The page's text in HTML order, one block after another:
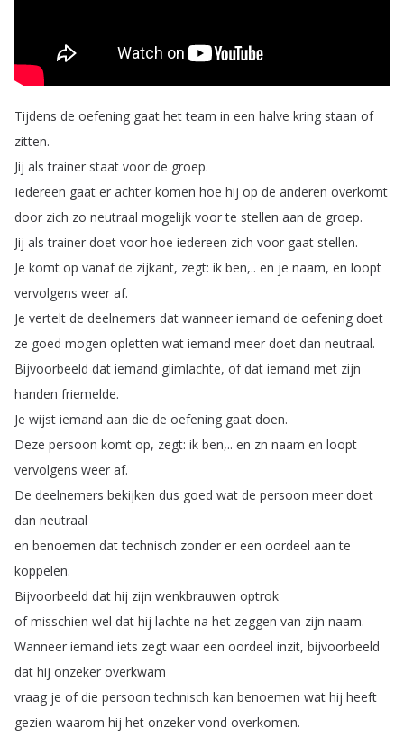
Tijdens de oefening gaat het team in een halve kring staan of
zitten.
Jij als trainer staat voor de groep.
Iedereen gaat er achter komen hoe hij op de anderen overkomt
door zich zo neutraal mogelijk voor te stellen aan de groep.
Jij als trainer doet voor hoe iedereen zich voor gaat stellen.
Je komt op vanaf de zijkant, zegt: ik ben,.. en je naam, en loopt
vervolgens weer af.
Je vertelt de deelnemers dat wanneer iemand de oefening doet
ze goed mogen opletten wat iemand meer doet dan neutraal.
Bijvoorbeeld dat iemand glimlachte, of dat iemand met zijn
handen friemelde.
Je wijst iemand aan die de oefening gaat doen.
Deze persoon komt op, zegt: ik ben,.. en zn naam en loopt
vervolgens weer af.
De deelnemers bekijken dus goed wat de persoon meer doet
dan neutraal
en benoemen dat technisch zonder er een oordeel aan te
koppelen.
Bijvoorbeeld dat hij zijn wenkbrauwen optrok
of misschien wel dat hij lachte na het zeggen van zijn naam.
Wanneer iemand iets zegt waar een oordeel inzit, bijvoorbeeld
dat hij onzeker overkwam
vraag je of die persoon technisch kan benoemen wat hij heeft
gezien waarom hij het onzeker vond overkomen.